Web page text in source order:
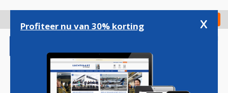
gaan
Check in
Profiteer nu van 30% korting x